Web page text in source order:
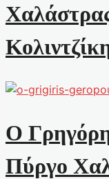
Ο
Πύργο